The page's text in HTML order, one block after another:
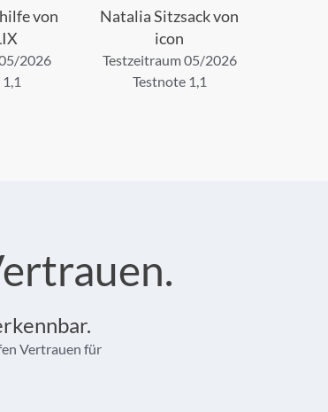
von
2026
Natalia Sitzsack von
icon
Testzeitraum 05/2026
Testnote 1,1
Vertrauen für